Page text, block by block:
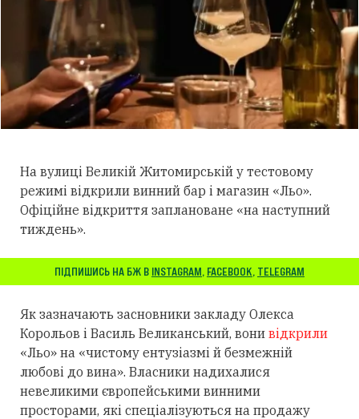
На вулиці Великій Житомирській у тестовому
режимі відкрили винний бар і магазин «Льо».
Офіційне відкриття заплановане «на наступний
тиждень».
ПІДПИШИСЬ НА БЖ В INSTAGRAM, FACEBOOK, TELEGRAM
Як зазначають засновники закладу Олекса
Корольов і Василь Великанський, вони відкрили
«Льо» на «чистому ентузіазмі й безмежній
любові до вина». Власники надихалися
невеликими європейськими винними
просторами, які спеціалізуються на продажу